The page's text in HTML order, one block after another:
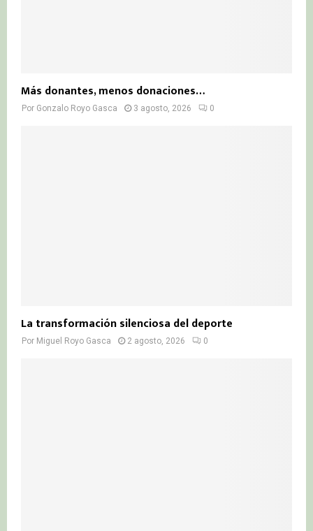
Más donantes, menos donaciones…
Por Gonzalo Royo Gasca 3 agosto, 2026 0
La transformación silenciosa del deporte
Por Miguel Royo Gasca 2 agosto, 2026 0